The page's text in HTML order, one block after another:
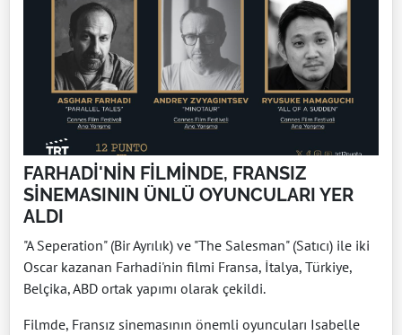
FARHADİ'NİN FİLMİNDE, FRANSIZ
SİNEMASININ ÜNLÜ OYUNCULARI YER
ALDI
"A Seperation" (Bir Ayrılık) ve "The Salesman" (Satıcı) ile iki
Oscar kazanan Farhadi'nin filmi Fransa, İtalya, Türkiye,
Belçika, ABD ortak yapımı olarak çekildi.
Filmde, Fransız sinemasının önemli oyuncuları Isabelle